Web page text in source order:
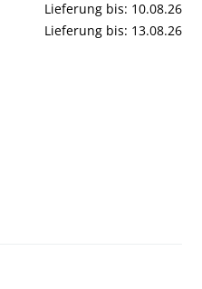
Lieferung bis: 10.08.26
Lieferung bis: 13.08.26